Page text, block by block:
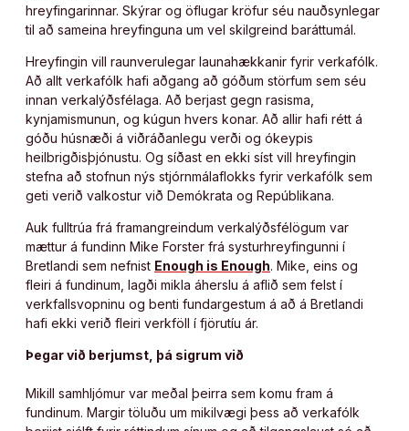
hreyfingarinnar. Skýrar og öflugar kröfur séu nauðsynlegar
til að sameina hreyfinguna um vel skilgreind baráttumál.
Hreyfingin vill raunverulegar launahækkanir fyrir verkafólk.
Að allt verkafólk hafi aðgang að góðum störfum sem séu
innan verkalýðsfélaga. Að berjast gegn rasisma,
kynjamismunun, og kúgun hvers konar. Að allir hafi rétt á
góðu húsnæði á viðráðanlegu verði og ókeypis
heilbrigðisþjónustu. Og síðast en ekki síst vill hreyfingin
stefna að stofnun nýs stjórnmálaflokks fyrir verkafólk sem
geti verið valkostur við Demókrata og Repúblikana.
Auk fulltrúa frá framangreindum verkalýðsfélögum var
mættur á fundinn Mike Forster frá systurhreyfingunni í
Bretlandi sem nefnist Enough is Enough. Mike, eins og
fleiri á fundinum, lagði mikla áherslu á aflið sem felst í
verkfallsvopninu og benti fundargestum á að á Bretlandi
hafi ekki verið fleiri verkföll í fjörutíu ár.
Þegar við berjumst, þá sigrum við
Mikill samhljómur var meðal þeirra sem komu fram á
fundinum. Margir töluðu um mikilvægi þess að verkafólk